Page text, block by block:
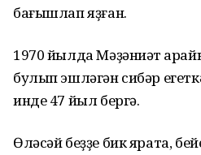
бағышлап яҙған.
1970 йылда Мәҙәниәт
булып эшләгән сибәр
инде 47 йыл бергә.
Өләсәй беҙҙе бик ярата,